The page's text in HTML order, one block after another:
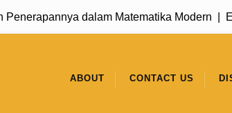
dalam Matematika Modern |
ABOUT CONTACT US